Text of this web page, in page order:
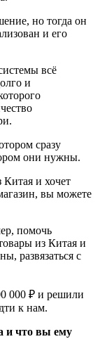
но тогда он
и его
всё
и
сразу
они нужны.
и хочет
вы можете
помочь
из Китая и
развязаться с
000 ₽ и решили
к нам.
и что вы ему